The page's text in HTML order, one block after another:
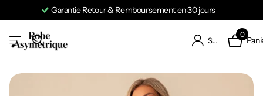
Garantie Retour & Remboursement en 30 jours
S'identifier
0